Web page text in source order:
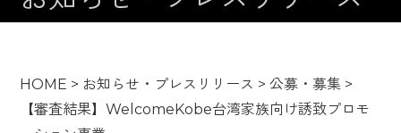
HOME > お知らせ・プレスリリース >公募・募集 >
【審査結果】WelcomeKobe台湾家族向け誘致プロモ